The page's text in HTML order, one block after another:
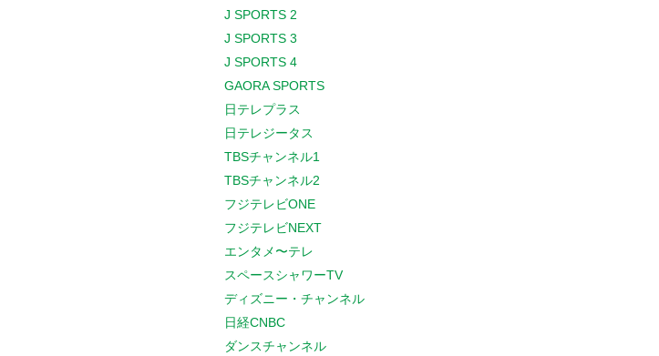
J SPORTS 2
J SPORTS 3
J SPORTS 4
GAORA SPORTS
日テレプラス
日テレジータス
TBSチャンネル1
TBSチャンネル2
フジテレビONE
フジテレビNEXT
エンタメ〜テレ
スペースシャワーTV
ディズニー・チャンネル
日経CNBC
ダンスチャンネル